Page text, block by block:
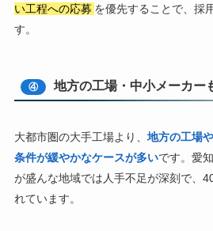
い工程への応募 を優先することで、採
す。
④ 地方の工場・中小メーカー
大都市圏の大手工場より、 地方の工場
条件が緩やかなケースが多いです。愛
が盛んな地域では人手不足が深刻で、
れています。